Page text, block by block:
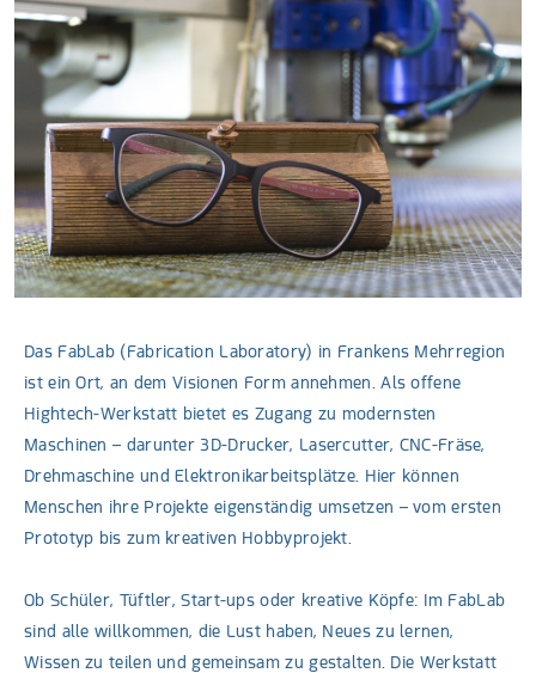
Das FabLab (Fabrication Laboratory) in Frankens Mehrregion
ist ein Ort, an dem Visionen Form annehmen. Als offene
Hightech-Werkstatt bietet es Zugang zu modernsten
Maschinen – darunter 3D-Drucker, Lasercutter, CNC-Fräse,
Drehmaschine und Elektronikarbeitsplätze. Hier können
Menschen ihre Projekte eigenständig umsetzen – vom ersten
Prototyp bis zum kreativen Hobbyprojekt.
Ob Schüler, Tüftler, Start-ups oder kreative Köpfe: Im FabLab
sind alle willkommen, die Lust haben, Neues zu lernen,
Wissen zu teilen und gemeinsam zu gestalten. Die Werkstatt